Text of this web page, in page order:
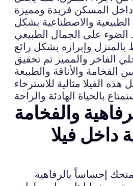
والاصطناعية بشكل
على الجمال الطبيعي
الفاخر والمميز تم تحقيق
الفخامة والأناقة والطبيعة
هذه الفيلا مثالية للاسترخاء
والفخامة
داخل فيلا
إحساساً بالرفاهية